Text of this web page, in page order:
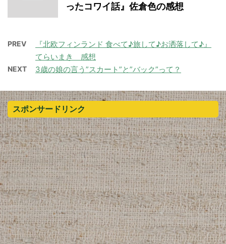
ったコワイ話』佐倉色の感想
PREV
『北欧フィンランド 食べて♪旅して♪お洒落して♪』
てらいまき 感想
NEXT 3歳の娘の言う”スカート”と”バック”って？
スポンサードリンク